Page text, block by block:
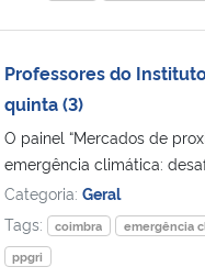
Professores do
quinta (3)
O painel “Mercados de
emergência climática:
Categoria: Geral
Tags:
coimbra emergência
ppgri